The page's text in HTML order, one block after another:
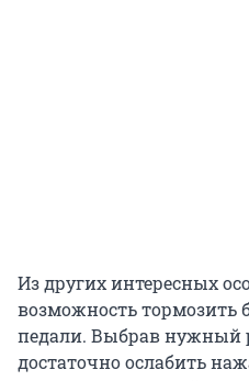
Из других интересных
возможность тормозить
педали. Выбрав нужный
достаточно ослабить